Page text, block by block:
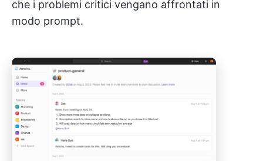
che i problemi critici vengano affrontati in
modo prompt.